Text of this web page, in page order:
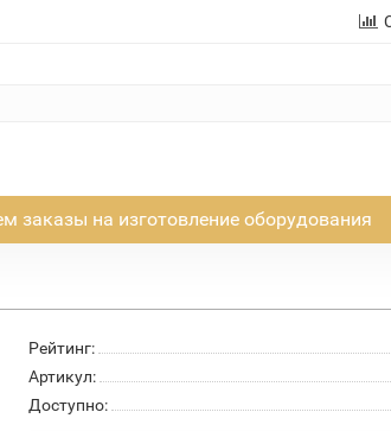
заказы на изготовление оборудования
Рейтинг:
Артикул:
Доступно: